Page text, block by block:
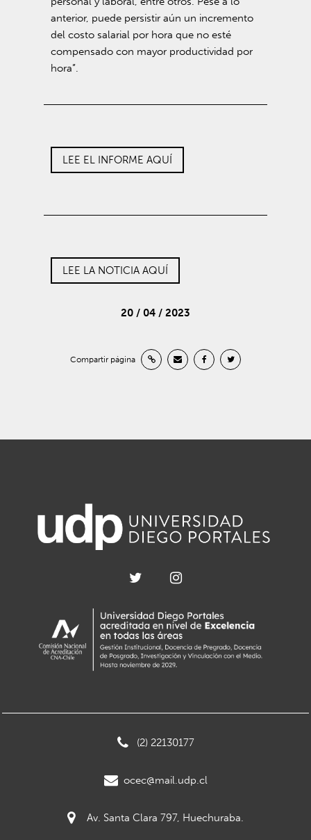
anterior, puede persistir aún un incremento
del costo salarial por hora que no esté
compensado con mayor productividad por
hora”.
LEE EL INFORME AQUÍ
LEE LA NOTICIA AQUÍ
20 / 04 / 2023
Compartir página
(2) 22130177
ocec@mail.udp.cl
Av. Santa Clara 797, Huechuraba.